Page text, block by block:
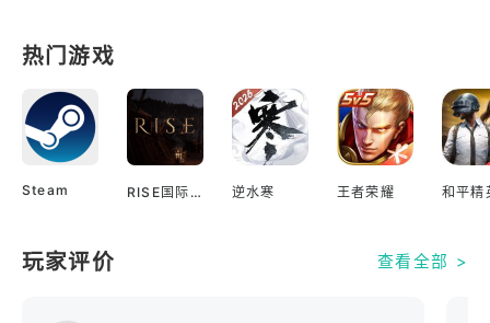
热门游戏
Steam RISE国际服 逆水寒 王者荣耀 和平精
玩家评价 查看全部 >